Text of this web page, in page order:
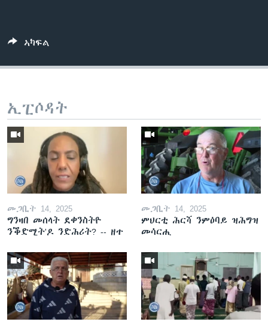
ኣካፍል
ኢፒሶዳት
መጋቢት 14, 2025
ግንዛበ መሰላት ደቀንስትዮ
ንቕድሚት'ዶ ንድሕሪት? -- ዘተ
መጋቢት 14, 2025
ምህርቲ ሕርሻ ንምዕባይ ዝሕግዝ
መሳርሒ